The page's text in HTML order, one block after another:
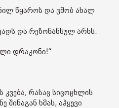
წყაროს და ვშობ ახალ
და რეზონანსულ არხს.
დრაკონი!“
კვება, რასაც სიცოცხლის
შინაგან ხმას, აჰყევი